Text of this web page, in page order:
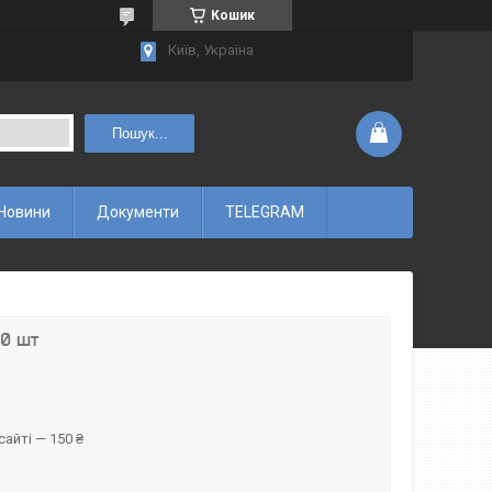
Кошик
Київ, Україна
Пошук...
Документи TELEGRAM
шт
— 150 ₴